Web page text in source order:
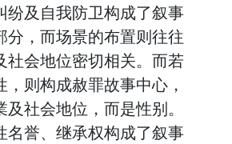
纷及自我防卫构成了叙事
分，而场景的布置则往往
社会地位密切相关。而若
则构成赦罪故事中心，
社会地位，而是性别。
名誉、继承权构成了叙事